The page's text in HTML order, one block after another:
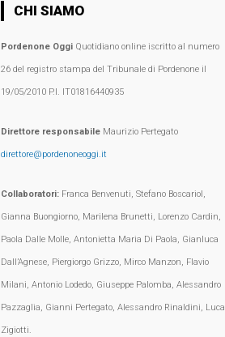
CHI SIAMO
Pordenone OggiQuotidiano online iscritto al numero
26 del registro stampa del Tribunale di Pordenone il
19/05/2010 P.I. IT01816440935
Direttore responsabileMaurizio Pertegato
direttore@pordenoneoggi.it
Collaboratori:Franca Benvenuti, Stefano Boscariol,
Gianna Buongiorno, Marilena Brunetti, Lorenzo Cardin,
Paola Dalle Molle, Antonietta Maria Di Paola, Gianluca
Dall’Agnese, Piergiorgo Grizzo, Mirco Manzon, Flavio
Milani, Antonio Lodedo, Giuseppe Palomba, Alessandro
Pazzaglia, Gianni Pertegato, Alessandro Rinaldini, Luca
Zigiotti.